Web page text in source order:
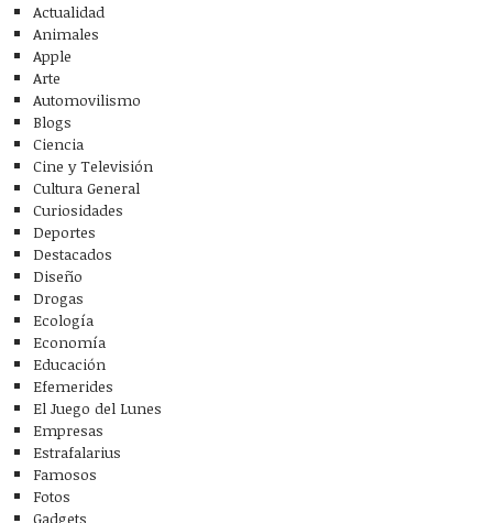
Actualidad
Animales
Apple
Arte
Automovilismo
Blogs
Ciencia
Cine y Televisión
Cultura General
Curiosidades
Deportes
Destacados
Diseño
Drogas
Ecología
Economía
Educación
Efemerides
El Juego del Lunes
Empresas
Estrafalarius
Famosos
Fotos
Gadgets